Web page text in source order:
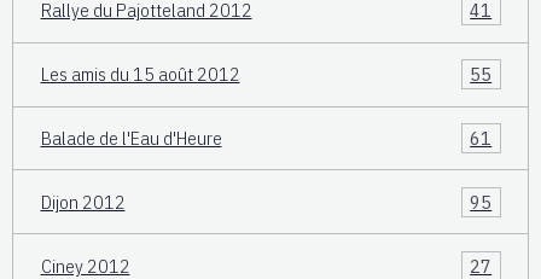
Rallye du Pajotteland 2012 41
Les amis du 15 août 2012 55
Balade de l'Eau d'Heure 61
Dijon 2012 95
Ciney 2012 27